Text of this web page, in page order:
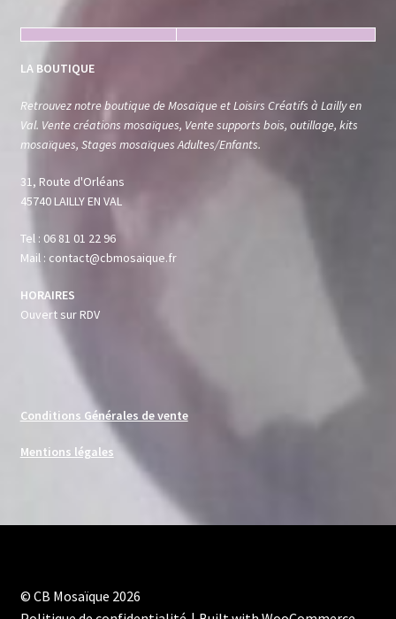
LA BOUTIQUE
Retrouvez notre boutique de Mosaïque et Loisirs Créatifs à Lailly en
Val. Vente créations mosaïques, Vente supports bois, outillage, kits
mosaïques, Stages mosaïques Adultes/Enfants.
31, Route d'Orléans
45740 LAILLY EN VAL
Tel : 06 81 01 22 96
Mail : contact@cbmosaique.fr
HORAIRES
Ouvert sur RDV
Conditions Générales de vente
Mentions légales
© CB Mosaïque 2026